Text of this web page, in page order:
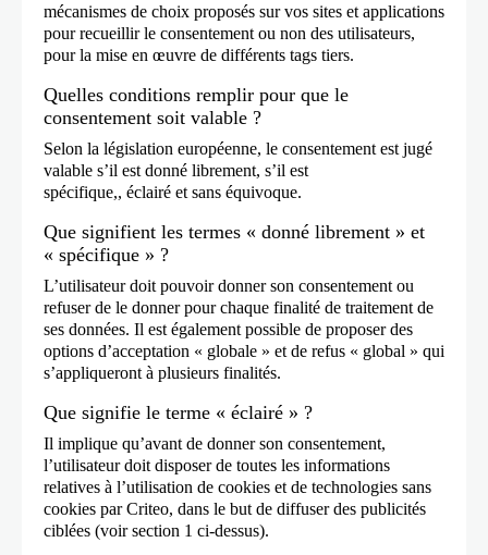
mécanismes de choix proposés sur vos sites et applications
pour recueillir le consentement ou non des utilisateurs,
pour la mise en œuvre de différents tags tiers.
Quelles conditions remplir pour que le
consentement soit valable ?
Selon la législation européenne, le consentement est jugé
valable s’il est donné librement, s’il est
spécifique,, éclairé et sans équivoque.
Que signifient les termes « donné librement » et
« spécifique » ?
L’utilisateur doit pouvoir donner son consentement ou
refuser de le donner pour chaque finalité de traitement de
ses données. Il est également possible de proposer des
options d’acceptation « globale » et de refus « global » qui
s’appliqueront à plusieurs finalités.
Que signifie le terme « éclairé » ?
Il implique qu’avant de donner son consentement,
l’utilisateur doit disposer de toutes les informations
relatives à l’utilisation de cookies et de technologies sans
cookies par Criteo, dans le but de diffuser des publicités
ciblées (voir section 1 ci-dessus).